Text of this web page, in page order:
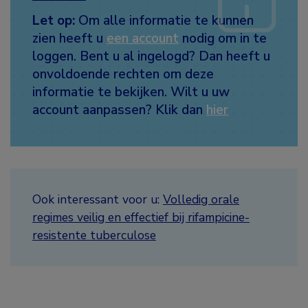
Let op: Om alle informatie te kunnen
zien heeft u een account nodig om in te
loggen. Bent u al ingelogd? Dan heeft u
onvoldoende rechten om deze
informatie te bekijken. Wilt u uw
account aanpassen? Klik dan hier
Ook interessant voor u: Volledig orale
regimes veilig en effectief bij rifampicine-
resistente tuberculose